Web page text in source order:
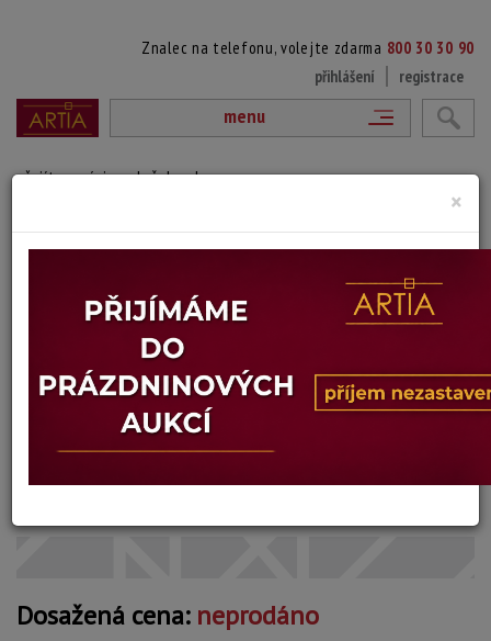
Znalec na telefonu, volejte zdarma 800 30 30 90
přihlášení
registrace
menu
přejít na výpis položek aukce
BŘEZOVÁ
autorská bromostříbrná fotografie, značeno na reverzu autorským
razítkem, místopisný popis
Technika: fotografie
Šířka: 22 cm, výška: 14,5 cm
Stav: dobrý
Dosažená cena: neprodáno
×